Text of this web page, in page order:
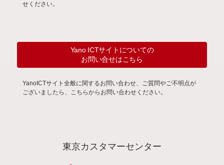
せください。
Yano ICTサイトについての
お問い合せはこちら
YanoICTサイト全般に関するお問い合わせ、ご質問やご不明点が
ございましたら、こちらからお問い合わせください。
東京カスタマーセンター